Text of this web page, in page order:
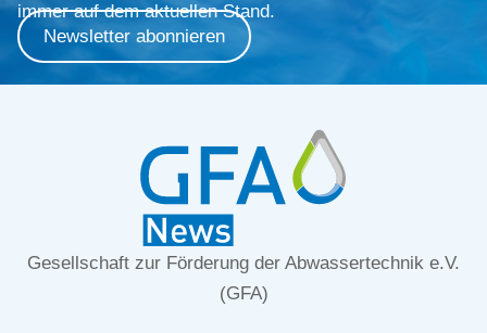
immer auf dem aktuellen Stand.
Newsletter abonnieren
Gesellschaft zur Förderung der Abwassertechnik e.V.
(GFA)